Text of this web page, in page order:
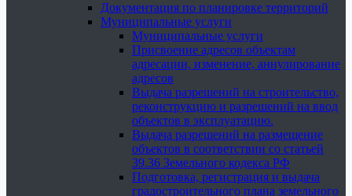
Документация по планировке территорий
Муниципальные услуги
Муниципальные услуги
Присвоение адресов объектам
адресации, изменение, аннулирование
адресов
Выдача разрешений на строительство,
реконструкцию и разрешений на ввод
объектов в эксплуатацию.
Выдача разрешений на размещение
объектов в соответствии со статьей
39.36 Земельного кодекса РФ
Подготовка, регистрация и выдача
градостроительного плана земельного